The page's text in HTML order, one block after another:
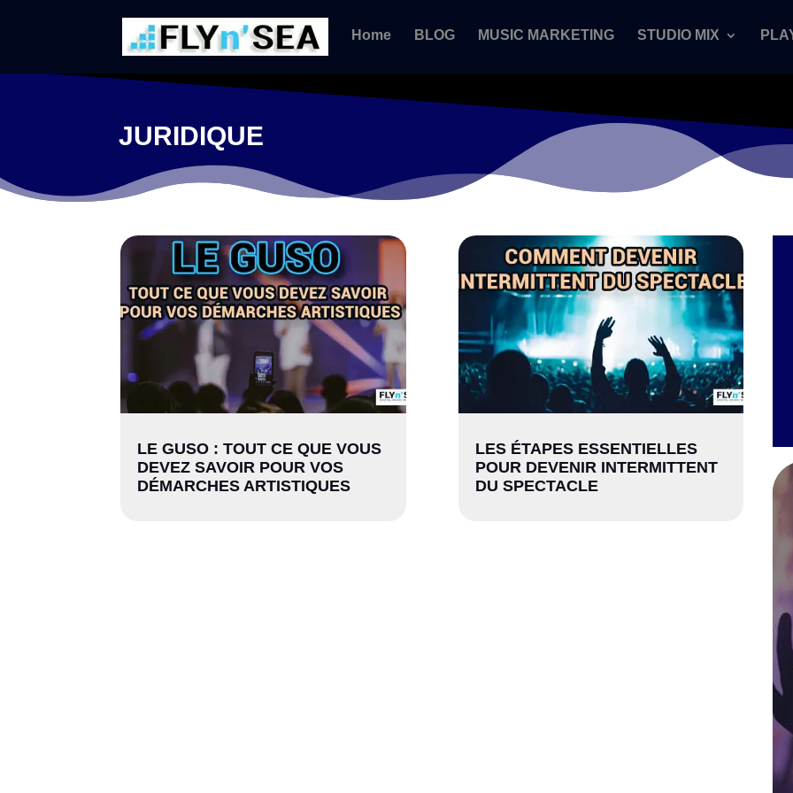
Home BLOG MUSIC MARKETING STUDIO MIX
JURIDIQUE
LE GUSO : TOUT CE QUE VOUS
DEVEZ SAVOIR POUR VOS
DÉMARCHES ARTISTIQUES
LES ÉTAPES ESSENTIELLES
POUR DEVENIR INTERMITTENT
DU SPECTACLE